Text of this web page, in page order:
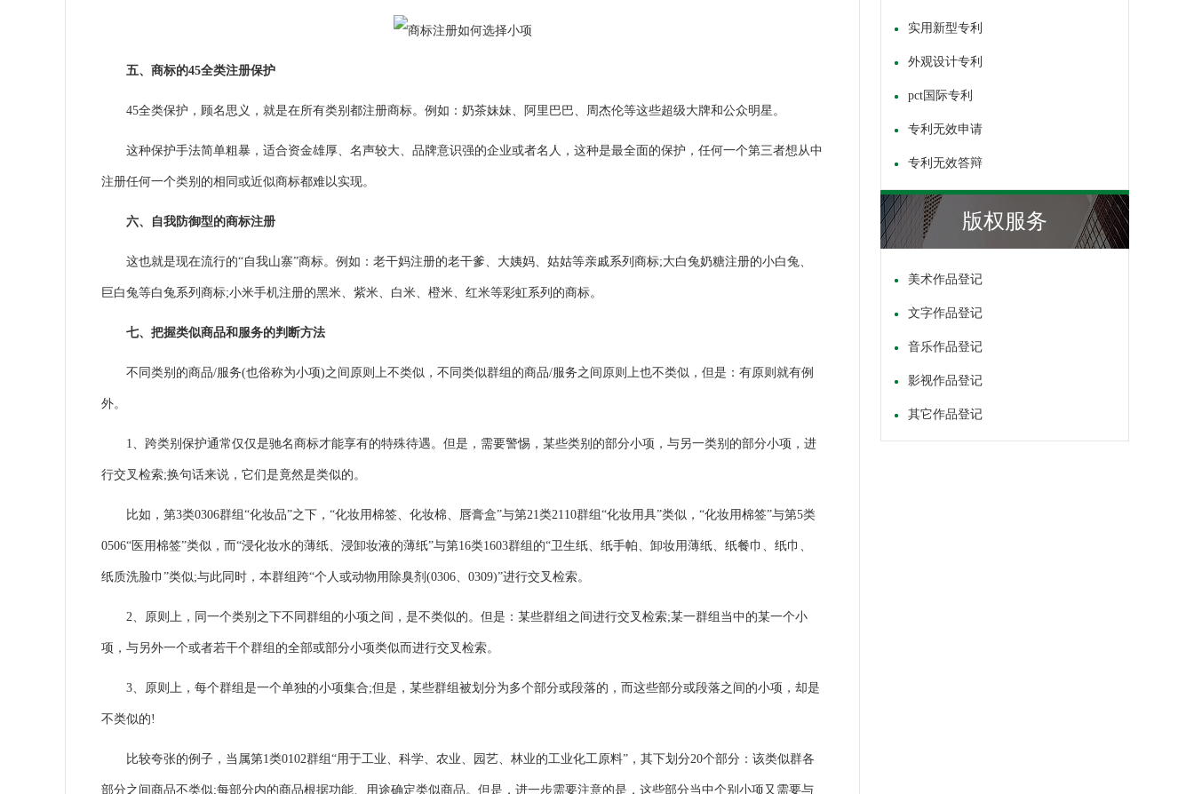
五、商标的45全类注册保护
45全类保护，顾名思义，就是在所有类别都注册商标。例如：奶茶妹妹、 阿里巴巴、周杰伦等这些超级大牌和公众明星。
这种保护手法简单粗暴，适合资金雄厚、名声较大、品牌意识强的企业或者名人，这种是最全面的保护，任何一个第三者想从中
注册任何一个类别的相同或近似商标都难以实现。
六、自我防御型的商标注册
这也就是现在流行的“自我山寨”商标。例如：老干妈注册的老干爹、大姨妈、姑姑等亲戚系列商标;大白兔奶糖注册的小白兔、
巨白兔等白兔系列商标;小米手机注册的黑米、紫米、白米、橙米、红米等彩虹系列的商标。
七、把握类似商品和服务的判断方法
不同类别的商品/服务(也俗称为小项)之间原则上不类似，不同类似群组的商品/服务之间原则上也不类似，但是：有原则就有例
外。
1、跨类别保护通常仅仅是驰名商标才能享有的特殊待遇。但是，需要警惕，某些类别的部分小项，与另一类别的部分小项，进
行交叉检索;换句话来说，它们是竟然是类似的。
比如，第3类0306群组“化妆品”之下，“化妆用棉签、化妆棉、唇膏盒”与第21类2110群组“化妆用具”类似，“化妆用棉签”与第5类
0506“医用棉签”类似，而“浸化妆水的薄纸、浸卸妆液的薄纸”与第16类1603群组的“卫生纸、纸手帕、卸妆用薄纸、纸餐巾、纸巾、
纸质洗脸巾”类似;与此同时，本群组跨“个人或动物用除臭剂(0306、0309)”进行交叉检索。
2、原则上，同一个类别之下不同群组的小项之间，是不类似的。但是：某些群组之间进行交叉检索;某一群组当中的某一个小
项，与另外一个或者若干个群组的全部或部分小项类似而进行交叉检索。
3、原则上，每个群组是一个单独的小项集合;但是，某些群组被划分为多个部分或段落的，而这些部分或段落之间的小项，却是
不类似的!
比较夸张的例子，当属第1类0102群组“用于工业、科学、农业、园艺、林业的工业化工原料”，其下划分20个部分：该类似群各
部分之间商品不类似;每部分内的商品根据功能、用途确定类似商品。但是，进一步需要注意的是，这些部分当中个别小项又需要与
实用新型专利
外观设计专利
pct国际专利
专利无效申请
专利无效答辩
版权服务
美术作品登记
文字作品登记
音乐作品登记
影视作品登记
其它作品登记